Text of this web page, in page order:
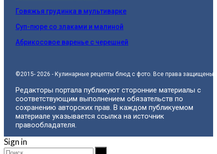
Говяжья грудинка в мультиварке
Суп-пюре со злаками и малиной
Абрикосовое варенье с черешней
©2015- 2026 - Кулинарные рецепты блюд с фото. Все права защищены.
Редакторы портала публикуют сторонние материалы с
соответствующим выполнением обязательств по
сохранению авторских прав. В каждом публикуемом
материале указывается ссылка на источник
правообладателя.
Sign in